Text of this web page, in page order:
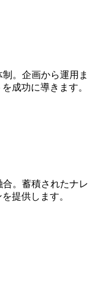
。企画から運用ま
成功に導きます。
。蓄積されたナレ
提供します。